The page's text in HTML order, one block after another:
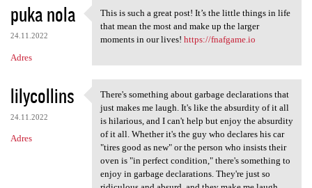
puka nola
24.11.2022
Adres
This is such a great post! It
This is such a great post! It’s the little things in life
that mean the most and make up the larger
moments in our lives! https://fnafgame.io
lilycollins
24.11.2022
Adres
There's something about
There's something about garbage declarations that
just makes me laugh. It's like the absurdity of it all
is hilarious, and I can't help but enjoy the absurdity
of it all. Whether it's the guy who declares his car
"tires good as new" or the person who insists their
oven is "in perfect condition," there's something to
enjoy in garbage declarations. They're just so